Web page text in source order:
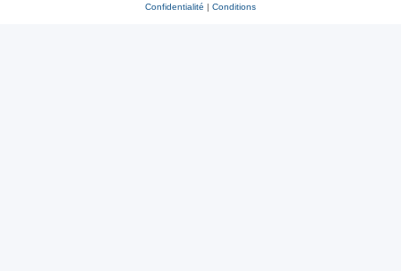
Confidentialité | Conditions